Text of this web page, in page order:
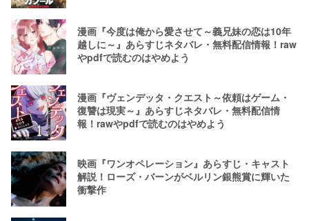
漫画『今度は俺から愛させて～義兄妹の恋は10年
越しに～』あらすじネタバレ・無料配信情報！raw
やpdfで読むのはやめよう
漫画『ヴェンデッタ・クエスト～依頼はゲーム・
復讐は現実～』あらすじネタバレ・無料配信情
報！rawやpdfで読むのはやめよう
映画『ワンオペレーション』あらすじ・キャスト
解説！ローズ・バーンがベルリン銀熊賞に輝いた
衝撃作